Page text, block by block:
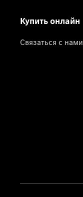
Купить онлайн
Связаться с нами